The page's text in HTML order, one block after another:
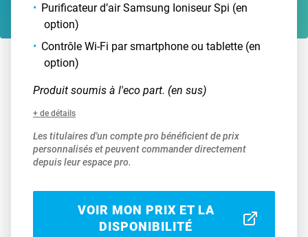
Purificateur d’air Samsung Ioniseur Spi (en
option)
Contrôle Wi-Fi par smartphone ou tablette (en
option)
Produit soumis à l'eco part. (en sus)
+ de détails
Les titulaires d'un compte pro bénéficient de prix
personnalisés et peuvent commander directement
depuis leur espace pro.
VOIR MON PRIX ET LA
DISPONIBILITÉ